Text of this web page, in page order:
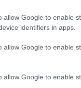
allow Google to enable
identifiers in apps.
allow Google to enable
allow Google to enable
μισθός:
315 μόνιμοι